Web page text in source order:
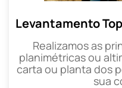
Levantamento
Realizamos as
planimétricas ou
carta ou planta dos
sua